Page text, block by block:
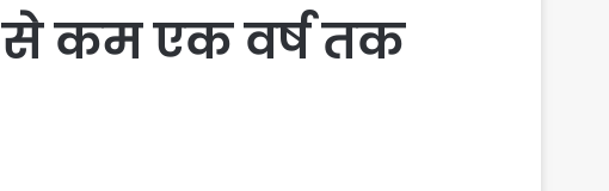
से कम एक वर्ष तक